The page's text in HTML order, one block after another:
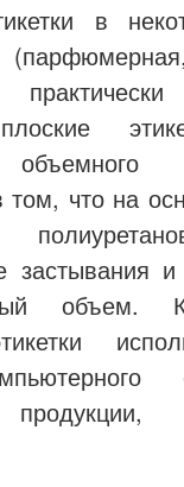
в
том, что на
застывания и
объем.